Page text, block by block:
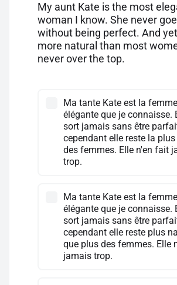
My aunt Kate is the most
woman I know. She never
without being perfect. And yet
more natural than most
never over the top.
Ma tante Kate est la
élégante que je connaisse.
sort jamais sans être
cependant elle reste la
des femmes. Elle n'en fait
trop.
Ma tante Kate est la
élégante que je connaisse.
sort jamais sans être
cependant elle reste plus
que plus des femmes. Elle
jamais trop.